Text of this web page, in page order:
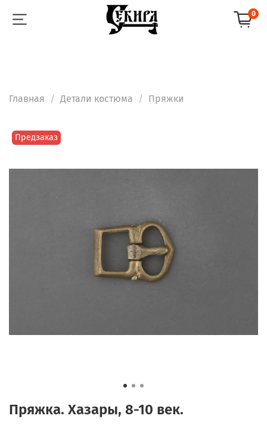
0
Главная Детали костюма Пряжки
Предзаказ
Пряжка. Хазары, 8-10 век.